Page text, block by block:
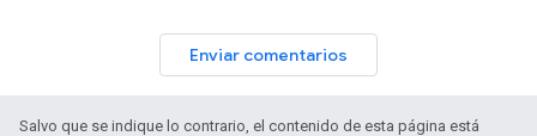
Enviar comentarios
Salvo que se indique lo contrario, el contenido de esta página está